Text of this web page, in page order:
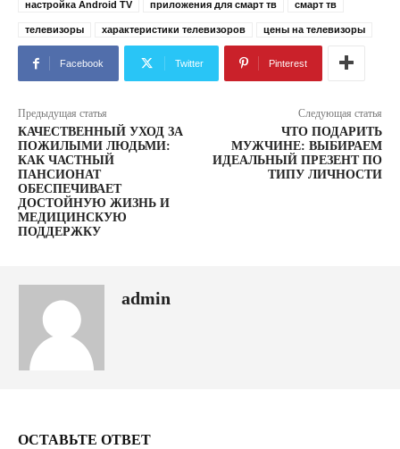
настройка Android TV приложения для смарт тв смарт тв
телевизоры характеристики телевизоров цены на телевизоры
Facebook Twitter Pinterest
Предыдущая статья
КАЧЕСТВЕННЫЙ УХОД ЗА
ПОЖИЛЫМИ ЛЮДЬМИ:
КАК ЧАСТНЫЙ
ПАНСИОНАТ
ОБЕСПЕЧИВАЕТ
ДОСТОЙНУЮ ЖИЗНЬ И
МЕДИЦИНСКУЮ
ПОДДЕРЖКУ
Следующая статья
ЧТО ПОДАРИТЬ
МУЖЧИНЕ: ВЫБИРАЕМ
ИДЕАЛЬНЫЙ ПРЕЗЕНТ ПО
ТИПУ ЛИЧНОСТИ
admin
ОСТАВЬТЕ ОТВЕТ